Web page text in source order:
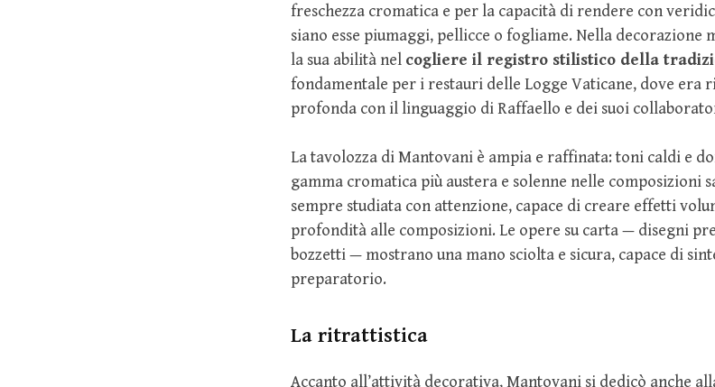
freschezza cromatica e per la capacità di rendere con
siano esse piumaggi, pellicce o fogliame. Nella decorazione
la sua abilità nel cogliere il registro stilistico della
fondamentale per i restauri delle Logge Vaticane, dove era
profonda con il linguaggio di Raffaello e dei suoi
La tavolozza di Mantovani è ampia e raffinata: toni caldi e
gamma cromatica più austera e solenne nelle composizioni
sempre studiata con attenzione, capace di creare effetti
profondità alle composizioni. Le opere su carta — disegni
bozzetti — mostrano una mano sciolta e sicura, capace di
preparatorio.
La ritrattistica
Accanto all’attività decorativa, Mantovani si dedicò anche